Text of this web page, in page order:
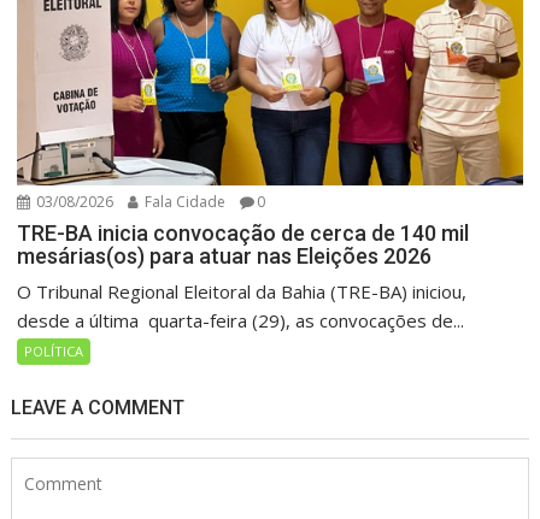
03/08/2026 Fala Cidade 0
TRE-BA inicia convocação de cerca de 140 mil
mesárias(os) para atuar nas Eleições 2026
O Tribunal Regional Eleitoral da Bahia (TRE-BA) iniciou,
desde a última quarta-feira (29), as convocações de...
POLÍTICA
LEAVE A COMMENT